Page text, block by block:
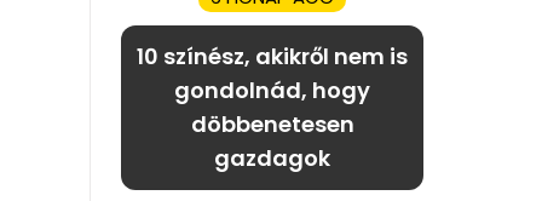
10 színész, akikről nem is
gondolnád, hogy
döbbenetesen
gazdagok